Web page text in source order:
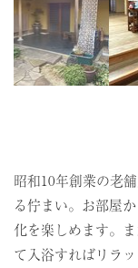
昭和10年創業の老
る佇まい。お部屋
化を楽しめます。
て入浴すればリラ